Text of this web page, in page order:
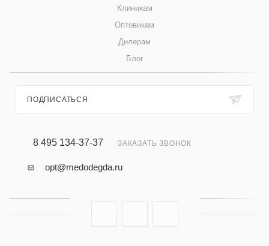
Клиникам
Оптовикам
Дилерам
Блог
ПОДПИСАТЬСЯ
8 495 134-37-37 ЗАКАЗАТЬ ЗВОНОК
opt@medodegda.ru